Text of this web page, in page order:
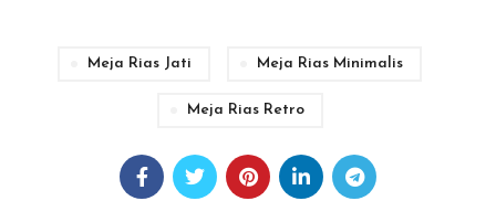
Meja Rias Jati Meja Rias Minimalis
Meja Rias Retro